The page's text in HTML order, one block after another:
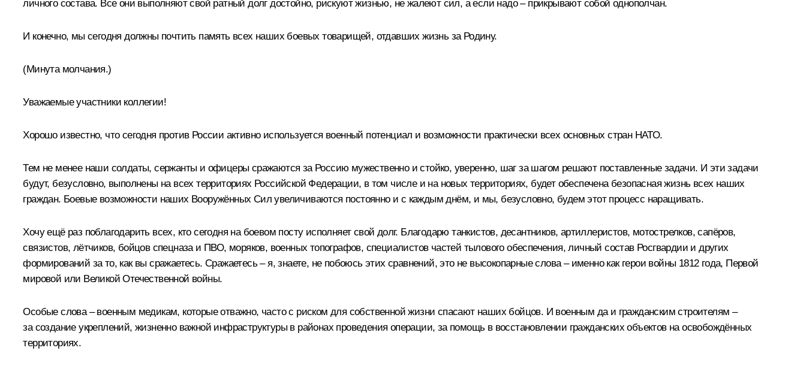
личного состава. Все они выполняют свой ратный долг достойно, рискуют жизнью, не жалеют сил, а если надо – прикрывают собой однополчан.
И конечно, мы сегодня должны почтить память всех наших боевых товарищей, отдавших жизнь за Родину.
(Минута молчания.)
Уважаемые участники коллегии!
Хорошо известно, что сегодня против России активно используется военный потенциал и возможности практически всех основных стран НАТО.
Тем не менее наши солдаты, сержанты и офицеры сражаются за Россию мужественно и стойко, уверенно, шаг за шагом решают поставленные задачи. И эти задачи
будут, безусловно, выполнены на всех территориях Российской Федерации, в том числе и на новых территориях, будет обеспечена безопасная жизнь всех наших
граждан. Боевые возможности наших Вооружённых Сил увеличиваются постоянно и с каждым днём, и мы, безусловно, будем этот процесс наращивать.
Хочу ещё раз поблагодарить всех, кто сегодня на боевом посту исполняет свой долг. Благодарю танкистов, десантников, артиллеристов, мотострелков, сапёров,
связистов, лётчиков, бойцов спецназа и ПВО, моряков, военных топографов, специалистов частей тылового обеспечения, личный состав Росгвардии и других
формирований за то, как вы сражаетесь. Сражаетесь – я, знаете, не побоюсь этих сравнений, это не высокопарные слова – именно как герои войны 1812 года, Первой
мировой или Великой Отечественной войны.
Особые слова – военным медикам, которые отважно, часто с риском для собственной жизни спасают наших бойцов. И военным да и гражданским строителям –
за создание укреплений, жизненно важной инфраструктуры в районах проведения операции, за помощь в восстановлении гражданских объектов на освобождённых
территориях.